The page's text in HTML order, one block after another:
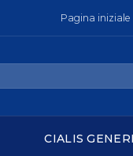
Pagina iniziale
CIALIS